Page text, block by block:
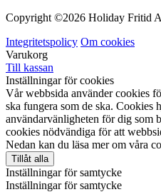
Copyright ©2026 Holiday Fritid
Integritetspolicy Om cookies
Varukorg
Till kassan
Inställningar för cookies
Vår webbsida använder cookies
ska fungera som de ska. Cookies
användarvänligheten för dig som
cookies nödvändiga för att
Nedan kan du läsa mer om våra
Tillåt alla
Inställningar för samtycke
Inställningar för samtycke